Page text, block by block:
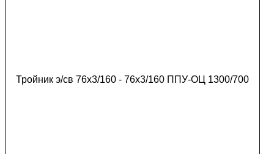
Тройник э/св 76х3/160 - 76х3/160 ППУ-ОЦ 1300/700